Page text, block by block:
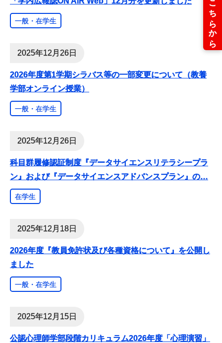
一般・在学生
2025年12月26日
2026年度第1学期シラバス等の一部変更について（教養
学部オンライン授業）
一般・在学生
2025年12月26日
科目群履修認証制度『データサイエンスリテラシープラ
ン』および『データサイエンスアドバンスプラン』の…
在学生
2025年12月18日
2026年度『教員免許状及び各種資格について』を公開し
ました
一般・在学生
2025年12月15日
公認心理師学部段階カリキュラム2026年度「心理演習」